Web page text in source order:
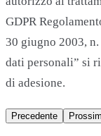
GDPR
30 giugno 2003,
dati personali” si
di adesione.
Precedente